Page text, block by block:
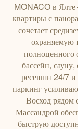
MONACO в Ялте
квартиры с
сочетает
охраняемую
полноценного
бассейн,
ресепшн 24/7 и
паркинг
Восход рядом
Массандрой
быструю